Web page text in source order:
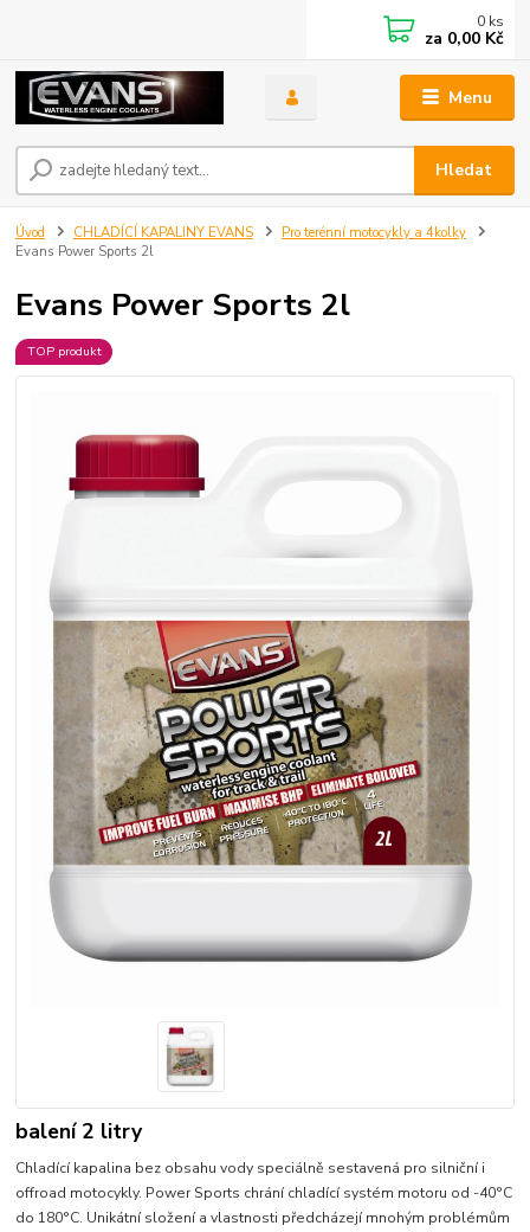
Menu
Hledat
0 ks
za 0,00 Kč
Úvod CHLADÍCÍ KAPALINY EVANS
Pro terénní motocykly a 4kolky
Evans Power Sports 2l
Evans Power Sports 2l
TOP produkt
balení 2 litry
Chladící kapalina bez obsahu vody speciálně sestavená pro silniční i
offroad motocykly. Power Sports chrání chladící systém motoru od -40°C
do 180°C. Unikátní složení a vlastnosti předcházejí mnohým problémům